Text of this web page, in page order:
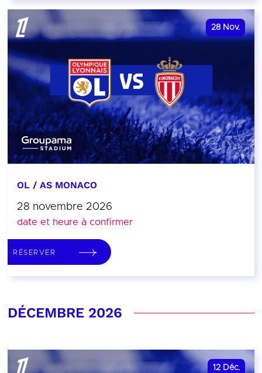
28 Nov.
OL / AS MONACO
28 novembre 2026
date et heure à confirmer
RÉSERVER
DÉCEMBRE 2026
12 Déc.